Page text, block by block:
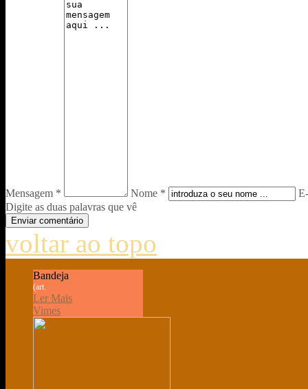
Mensagem * Nome *
Digite as duas palavras que vê
voltar ao topo
Bandeja
(art.
Ler Mais
Vimes